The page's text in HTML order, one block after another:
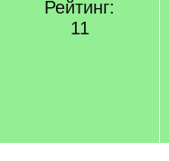
Рейтинг:
11